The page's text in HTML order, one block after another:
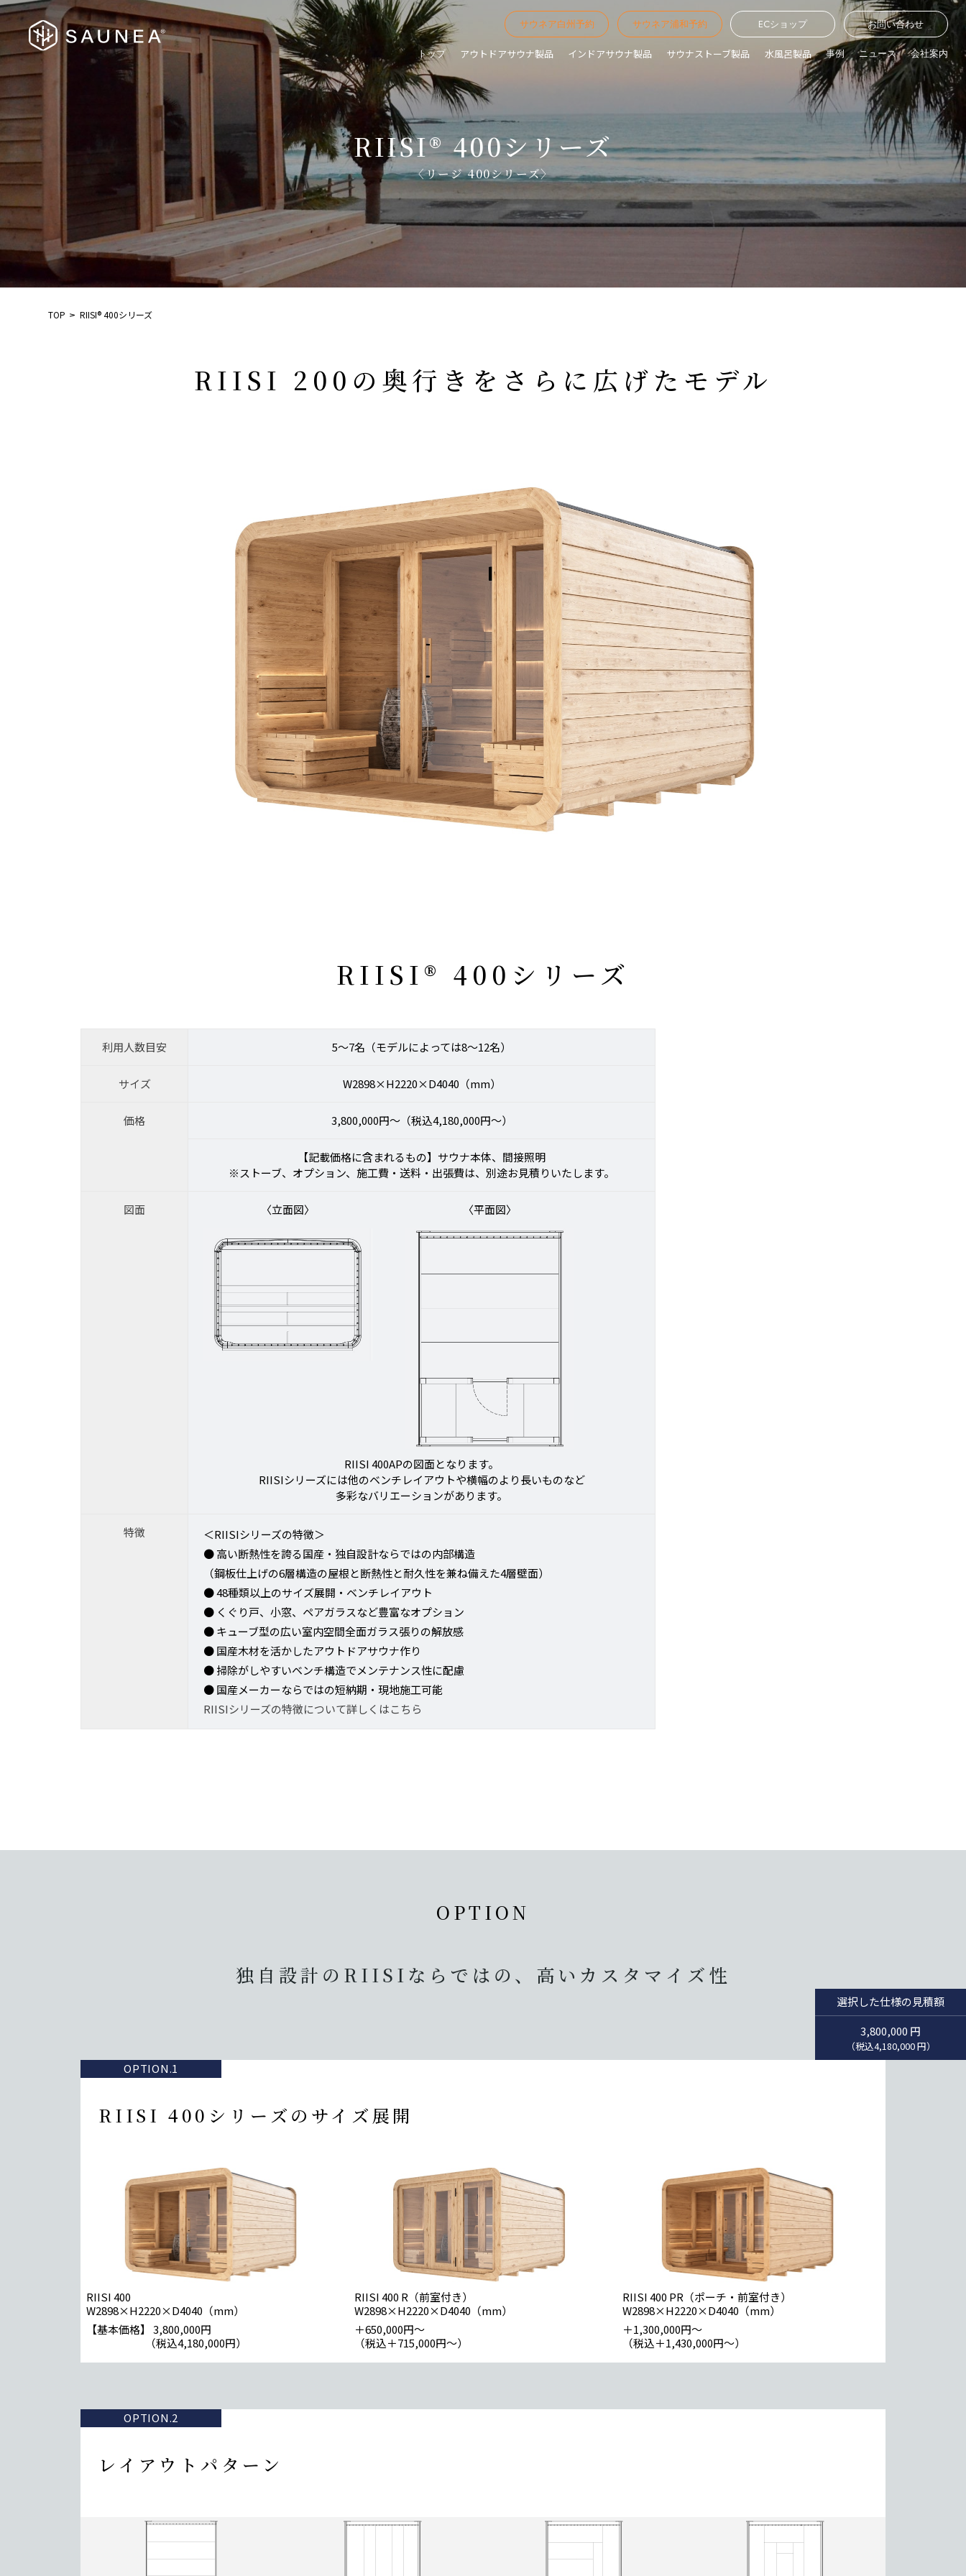
サウネア白州予約 サウネア浦和予約 ECショップ お問い合わせ
トップ アウトドアサウナ製品 インドアサウナ製品 サウナストーブ製品 水風呂製品 事例 ニュース 会社案内
RIISI® 400シリーズ
〈リージ 400シリーズ〉
TOP RIISI® 400シリーズ
RIISI 200の奥行きを さらに広げたモデル
RIISI® 400シリーズ
利用人数目安 5〜7名（モデルによっては8〜12名）
サイズ W2898×H2220×D4040（mm）
価格 3,800,000円〜（税込4,180,000円〜）
【記載価格に含まれるもの】サウナ本体、間接照明
※ストーブ、オプション、施工費・送料・出張費は、別途お見積りいたします。
図面 〈立面図〉 〈平面図〉
RIISI 400APの図面となります。
RIISIシリーズには他のベンチレイアウトや横幅のより長いものなど
多彩なバリエーションがあります。
特徴
＜RIISIシリーズの特徴＞
● 高い断熱性を誇る国産・独自設計ならではの内部構造
（鋼板仕上げの6層構造の屋根と断熱性と耐久性を兼ね備えた4層壁面）
● 48種類以上のサイズ展開・ベンチレイアウト
● くぐり戸、小窓、ペアガラスなど豊富なオプション
● キューブ型の広い室内空間全面ガラス張りの解放感
● 国産木材を活かしたアウトドアサウナ作り
● 掃除がしやすいベンチ構造でメンテナンス性に配慮
● 国産メーカーならではの短納期・現地施工可能
RIISIシリーズの特徴について詳しくはこちら
OPTION
独自設計のRIISIならではの、 高いカスタマイズ性
選択した仕様の見積額
3,800,000 円
（税込4,180,000円）
OPTION.1
RIISI 400シリーズの サイズ展開
RIISI 400
W2898×H2220×D4040（mm）
【基本価格】 3,800,000円
（税込4,180,000円）
RIISI 400 R（前室付き）
W2898×H2220×D4040（mm）
＋650,000円〜
（税込＋715,000円〜）
RIISI 400 PR（ポーチ・前室付き）
W2898×H2220×D4040（mm）
＋1,300,000円〜
（税込＋1,430,000円〜）
OPTION.2
レイアウトパターン